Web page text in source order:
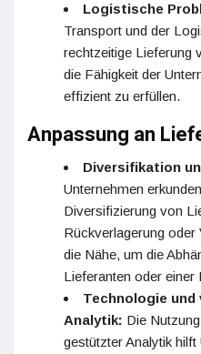
Logistische
Transport und der
rechtzeitige Lieferung
die Fähigkeit der
effizient zu erfüllen.
Anpassung an
Diversifikation
Unternehmen
Diversifizierung von
Rückverlagerung oder
die Nähe, um die
Lieferanten oder einer
Technologie und
Analytik: Die
gestützter Analytik